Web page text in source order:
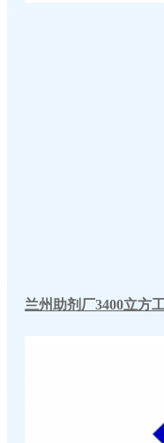
兰州助剂厂3400立方